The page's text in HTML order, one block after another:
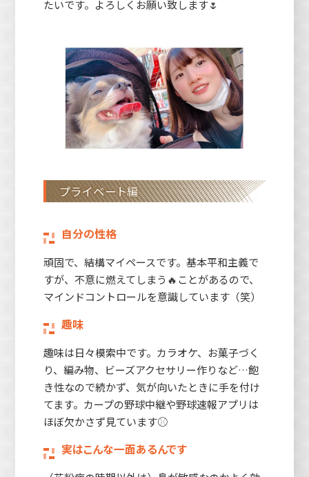
たいです。よろしくお願い致します🌷
プライベート編
自分の性格
頑固で、結構マイペースです。基本平和主義で
すが、不意に燃えてしまう🔥ことがあるので、
マインドコントロールを意識しています（笑）
趣味
趣味は日々模索中です。カラオケ、お菓子づく
り、編み物、ビーズアクセサリー作りなど…飽
き性なので続かず、気が向いたときに手を付け
てます。カープの野球中継や野球速報アプリは
ほぼ欠かさず見ています⚾
実はこんな一面あるんです